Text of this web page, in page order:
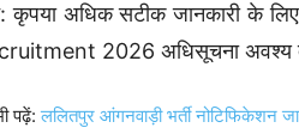
कृपया अधिक सटीक जानकारी के
2026 अधिसूचना अवश्य
पढ़ें:ललितपुर आंगनवाड़ी भर्ती नोटिफिकेशन